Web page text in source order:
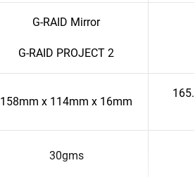
G-RAID Mirror
G-RAID PROJECT 2
158mm x 114mm x 16mm
30gms